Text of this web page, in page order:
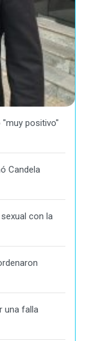
"muy positivo"
Candela
con la
una falla